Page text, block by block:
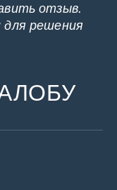
отзыв.
для решения